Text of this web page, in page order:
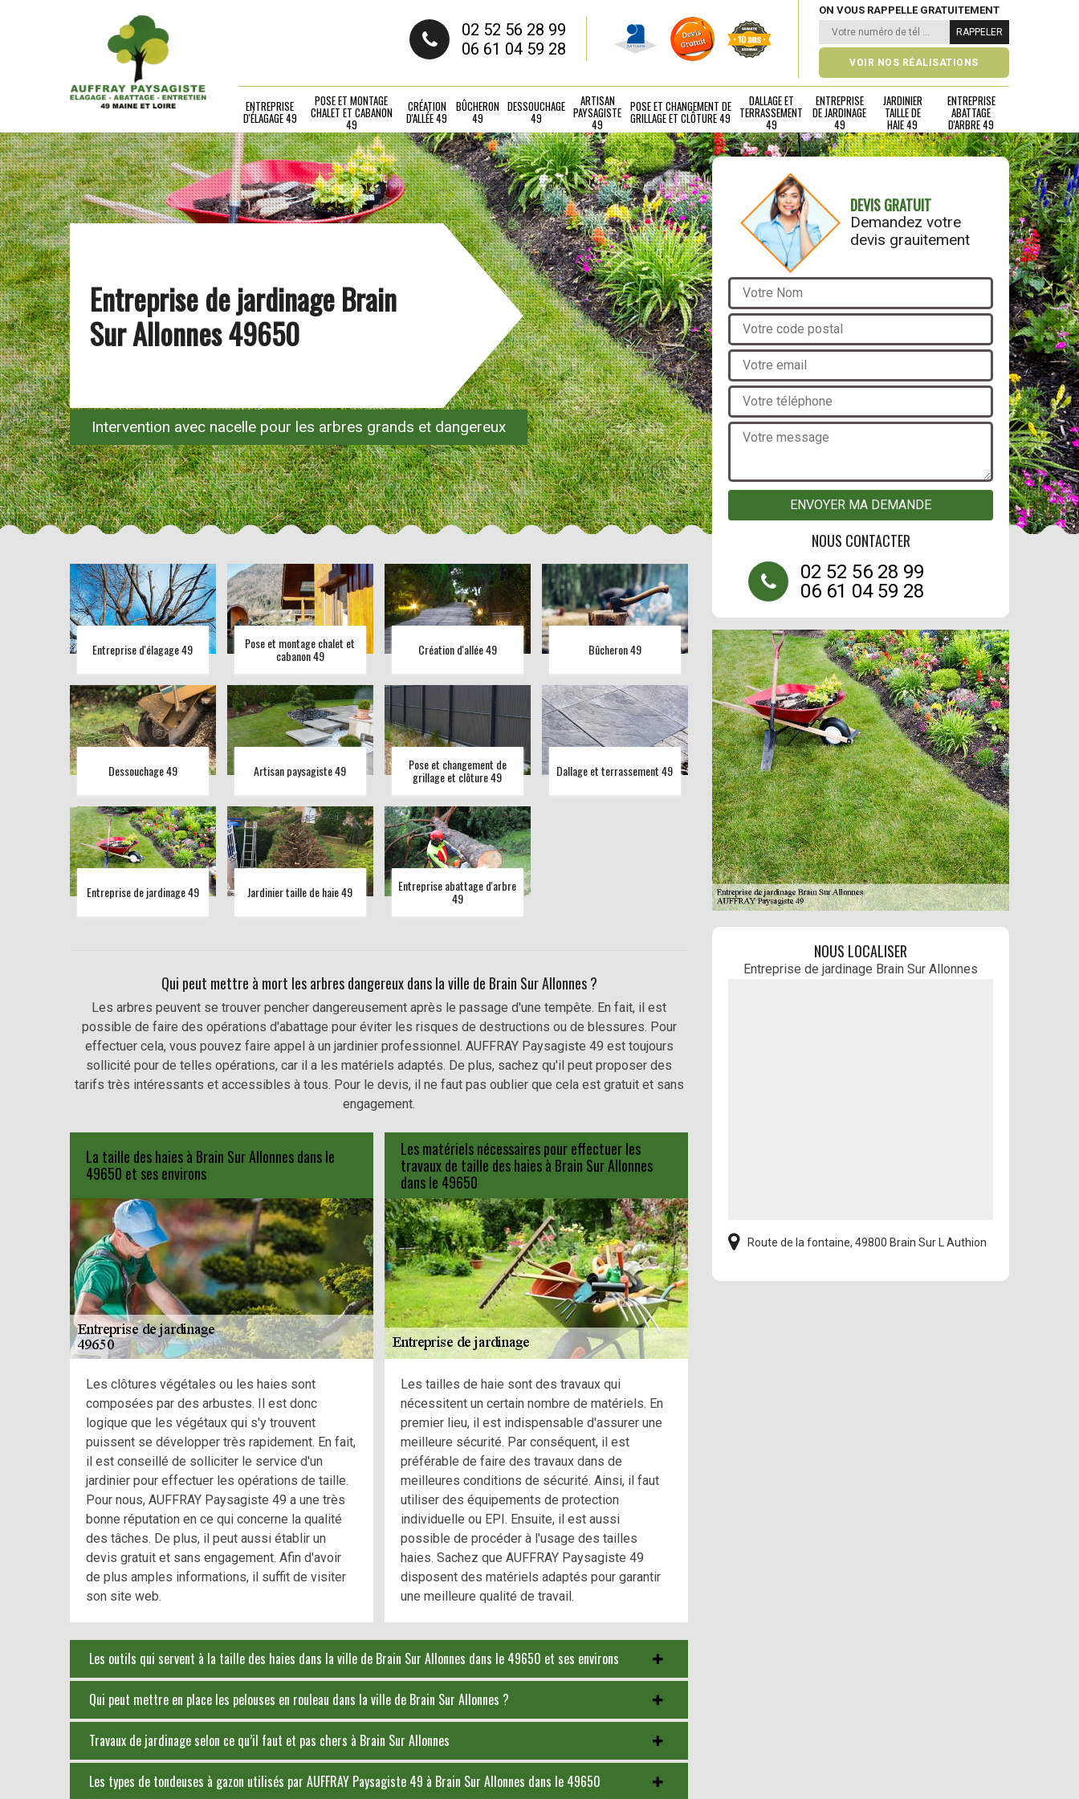
02 52 56 28 99
06 61 04 59 28
ON VOUS RAPPELLE GRATUITEMENT
VOIR NOS RÉALISATIONS
ENTREPRISE
D'ÉLAGAGE 49
POSE ET MONTAGE
CHALET ET CABANON
49
CRÉATION
D'ALLÉE 49
BÛCHERON
49
DESSOUCHAGE
49
ARTISAN
PAYSAGISTE
49
POSE ET CHANGEMENT DE
GRILLAGE ET CLÔTURE 49
DALLAGE ET
TERRASSEMENT
49
ENTREPRISE
DE JARDINAGE
49
JARDINIER
TAILLE DE
HAIE 49
ENTREPRISE
ABATTAGE
D'ARBRE 49
Entreprise de jardinage Brain
Sur Allonnes 49650
Intervention avec nacelle pour les arbres grands et dangereux
Entreprise d'élagage 49 Pose et montage chalet et
cabanon 49 Création d'allée 49 Bûcheron 49
Dessouchage 49 Artisan paysagiste 49 Pose et changement de
grillage et clôture 49 Dallage et terrassement 49
Entreprise de jardinage 49 Jardinier taille de haie 49 Entreprise abattage d'arbre
49
Qui peut mettre à mort les arbres dangereux dans la ville de Brain Sur Allonnes ?
Les arbres peuvent se trouver pencher dangereusement après le passage d'une tempête. En fait, il est
possible de faire des opérations d'abattage pour éviter les risques de destructions ou de blessures. Pour
effectuer cela, vous pouvez faire appel à un jardinier professionnel. AUFFRAY Paysagiste 49 est toujours
sollicité pour de telles opérations, car il a les matériels adaptés. De plus, sachez qu'il peut proposer des
tarifs très intéressants et accessibles à tous. Pour le devis, il ne faut pas oublier que cela est gratuit et sans
engagement.
La taille des haies à Brain Sur Allonnes dans le
49650 et ses environs
Les clôtures végétales ou les haies sont
composées par des arbustes. Il est donc
logique que les végétaux qui s'y trouvent
puissent se développer très rapidement. En fait,
il est conseillé de solliciter le service d'un
jardinier pour effectuer les opérations de taille.
Pour nous, AUFFRAY Paysagiste 49 a une très
bonne réputation en ce qui concerne la qualité
des tâches. De plus, il peut aussi établir un
devis gratuit et sans engagement. Afin d'avoir
de plus amples informations, il suffit de visiter
son site web.
Les matériels nécessaires pour effectuer les
travaux de taille des haies à Brain Sur Allonnes
dans le 49650
Les tailles de haie sont des travaux qui
nécessitent un certain nombre de matériels. En
premier lieu, il est indispensable d'assurer une
meilleure sécurité. Par conséquent, il est
préférable de faire des travaux dans de
meilleures conditions de sécurité. Ainsi, il faut
utiliser des équipements de protection
individuelle ou EPI. Ensuite, il est aussi
possible de procéder à l'usage des tailles
haies. Sachez que AUFFRAY Paysagiste 49
disposent des matériels adaptés pour garantir
une meilleure qualité de travail.
Les outils qui servent à la taille des haies dans la ville de Brain Sur Allonnes dans le 49650 et ses environs
Qui peut mettre en place les pelouses en rouleau dans la ville de Brain Sur Allonnes ?
Travaux de jardinage selon ce qu’il faut et pas chers à Brain Sur Allonnes
Les types de tondeuses à gazon utilisés par AUFFRAY Paysagiste 49 à Brain Sur Allonnes dans le 49650
DEVIS GRATUIT
Demandez votre
devis grauitement
NOUS CONTACTER
02 52 56 28 99
06 61 04 59 28
NOUS LOCALISER
Entreprise de jardinage Brain Sur Allonnes
Route de la fontaine, 49800 Brain Sur L Authion